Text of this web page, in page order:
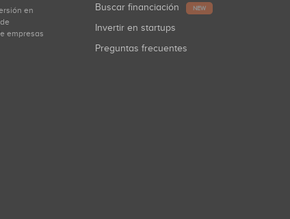
en
empresas
Buscar financiación NEW
Invertir en startups
Preguntas frecuentes